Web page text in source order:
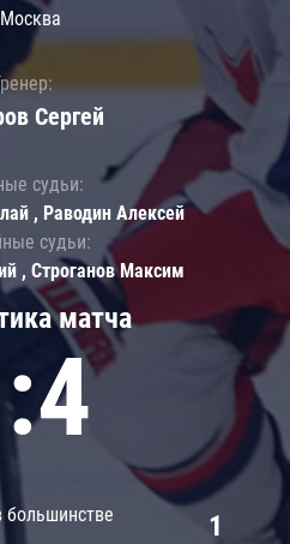
матча
1
Сергей
судьи:
, Раводин Алексей
судьи:
, Строганов Максим